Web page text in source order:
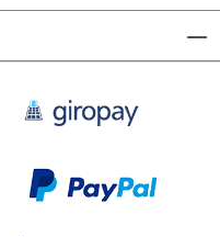
Mensch –
aus
erzählen.Im
Heilbronn hrsg.
von
und Petra
Landkreises
mit 1217